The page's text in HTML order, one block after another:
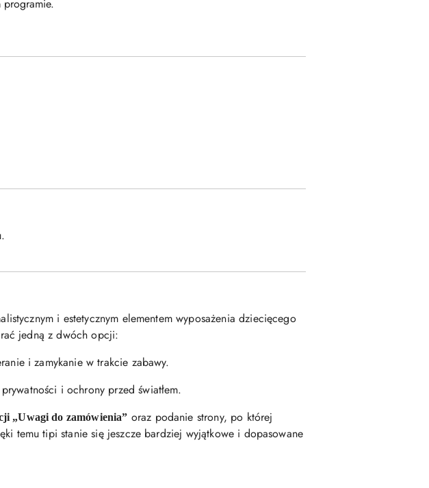
programie.
i estetycznym elementem wyposażenia dziecięcego
jedną z dwóch opcji:
i zamykanie w trakcie zabawy.
i ochrony przed światłem.
„Uwagi do zamówienia” oraz podanie strony, po której
temu tipi stanie się jeszcze bardziej wyjątkowe i dopasowane